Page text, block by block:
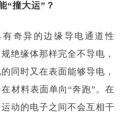
“撞大运” ？
奇异的边缘导电通道性
绝缘体那样完全不导电，
同时又在表面能够导电，
材料表面单向 “奔跑”。在
动的电子之间不会互相干